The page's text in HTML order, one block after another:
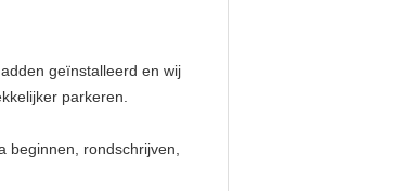
geïnstalleerd en wij
parkeren.
rondschrijven,